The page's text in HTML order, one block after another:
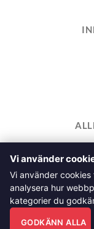
TILL KASSAN
ALLMÄNNA
Klädskolan
Vi använder
Vi använder
analysera hur
kategorier du
GODKÄNN ALLA